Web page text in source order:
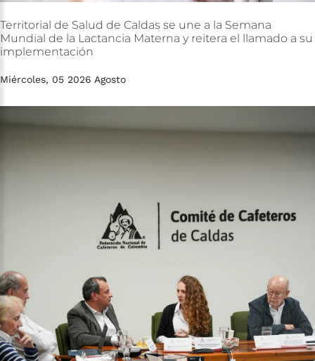
Territorial de Salud de Caldas se une a la Semana
Mundial de la Lactancia Materna y reitera el llamado a su
implementación
Miércoles, 05 2026 Agosto